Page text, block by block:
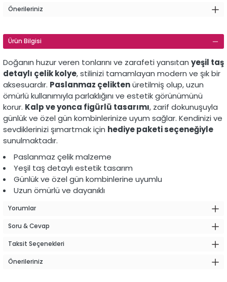
Önerileriniz
Ürün Bilgisi
Doğanın huzur veren tonlarını ve zarafeti yansıtan yeşil taş
detaylı çelik kolye, stilinizi tamamlayan modern ve şık bir
aksesuardır. Paslanmaz çeliktenüretilmiş olup, uzun
ömürlü kullanımıyla parlaklığını ve estetik görünümünü
korur. Kalp ve yonca figürlü tasarımı, zarif dokunuşuyla
günlük ve özel gün kombinlerinize uyum sağlar. Kendinizi ve
sevdiklerinizi şımartmak için hediye paketi seçeneğiyle
sunulmaktadır.
Paslanmaz çelik malzeme
Yeşil taş detaylı estetik tasarım
Günlük ve özel gün kombinlerine uyumlu
Uzun ömürlü ve dayanıklı
Yorumlar
Soru & Cevap
Taksit Seçenekleri
Önerileriniz